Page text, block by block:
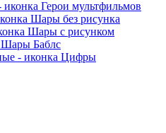
Герои мультфильмов
Шары без рисунка
Шары с рисунком
Шары Баблс
Цифры